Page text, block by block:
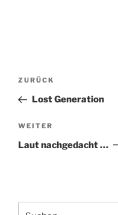
Beitragsnavigation
Vorheriger
Beitrag
ZURÜCK
Lost Generation
Nächster
Beitrag
WEITER
Laut nachgedacht …